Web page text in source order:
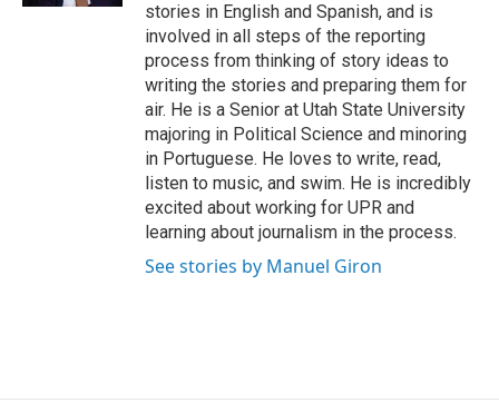
stories in English and Spanish, and is
involved in all steps of the reporting
process from thinking of story ideas to
writing the stories and preparing them for
air. He is a Senior at Utah State University
majoring in Political Science and minoring
in Portuguese. He loves to write, read,
listen to music, and swim. He is incredibly
excited about working for UPR and
learning about journalism in the process.
See stories by Manuel Giron